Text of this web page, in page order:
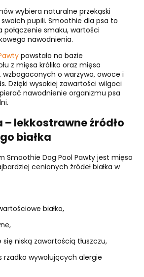
wybiera naturalne przekąski
pupili. Smoothie dla psa to
połączenie smaku, wartości
nawodnienia.
powstało na bazie
z mięsa królika oraz mięsa
wzbogaconych o warzywa, owoce i
Dzięki wysokiej zawartości wilgoci
nawodnienie organizmu psa
– lekkostrawne źródło
białka
Smoothie Dog Pool Pawty jest mięso
cenionych źródeł białka w
białko,
niską zawartością tłuszczu,
rzadko wywołujących alergie